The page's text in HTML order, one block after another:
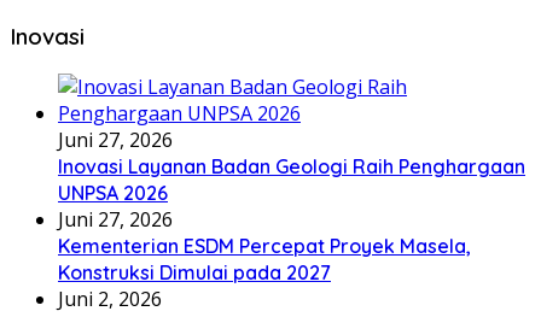
Inovasi
Juni 27, 2026
Inovasi Layanan Badan Geologi Raih Penghargaan
UNPSA 2026
Juni 27, 2026
Kementerian ESDM Percepat Proyek Masela,
Konstruksi Dimulai pada 2027
Juni 2, 2026